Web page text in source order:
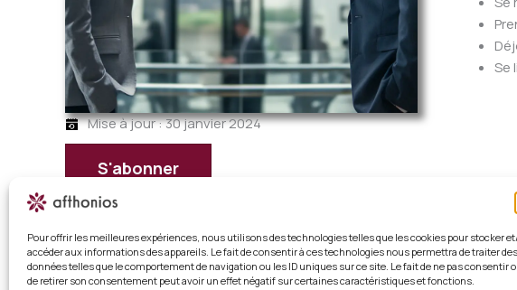
Pour offrir les meilleures expériences, nous utilisons des technologies telles que les cookies pour stocker
accéder aux informations des appareils. Le fait de consentir à ces technologies nous permettra de traiter des
données telles que le comportement de navigation ou les ID uniques sur ce site. Le fait de ne pas consentir
de retirer son consentement peut avoir un effet négatif sur certaines caractéristiques et fonctions.
Mise à jour : 30 janvier 2024
Se
S'abonner
Déjà abonné ?
Décodez les jeux de pouvoir qui épuisent les relations